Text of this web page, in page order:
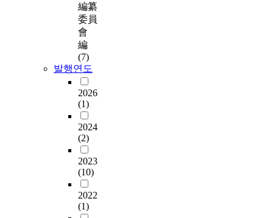
編纂
委員
會
編
(7)
발행연도
2026
(1)
2024
(2)
2023
(10)
2022
(1)